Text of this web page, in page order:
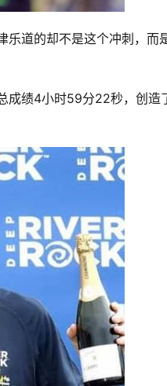
乐道的却不是这个冲刺，而
成绩4小时59分22秒，创造